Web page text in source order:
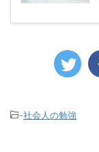
-社会人の勉強